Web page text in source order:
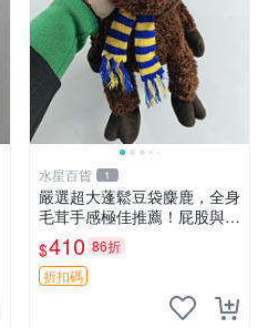
水星百貨 1
嚴選超大蓬鬆豆袋麋鹿，全身
毛茸手感極佳推薦！屁股與四
肢填充均勻，適合收藏與孩童
共賞。 麋鹿 豆袋 毛茸玩具
$410 86折
折扣碼